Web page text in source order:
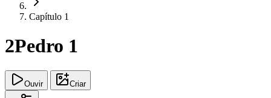
Capítulo 1
2Pedro 1
Ouvir Criar